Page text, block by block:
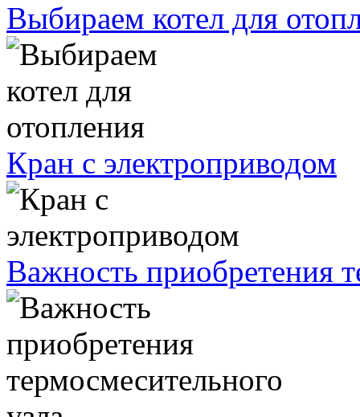
Выбираем котел для
Кран с электроприводом
Важность приобретения